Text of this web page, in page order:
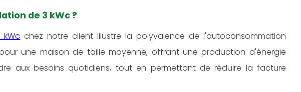
de 3 kWc ?
chez notre client illustre la polyvalence de l'autoconsommation
une maison de taille moyenne, offrant une production d'énergie
aux besoins quotidiens, tout en permettant de réduire la facture